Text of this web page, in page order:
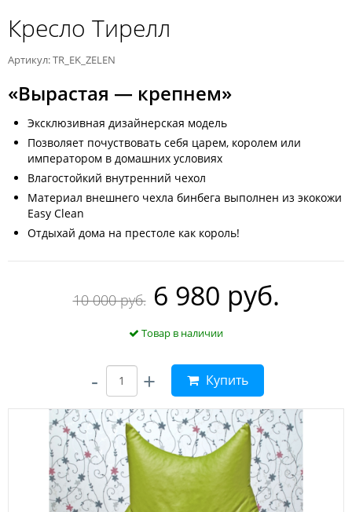
Кресло Тирелл
Артикул: TR_EK_ZELEN
«Вырастая — крепнем»
Эксклюзивная дизайнерская модель
Позволяет почуствовать себя царем, королем или
императором в домашних условиях
Влагостойкий внутренний чехол
Материал внешнего чехла бинбега выполнен из экокожи
Easy Clean
Отдыхай дома на престоле как король!
10 000 руб. 6 980 руб.
Товар в наличии
- + Купить